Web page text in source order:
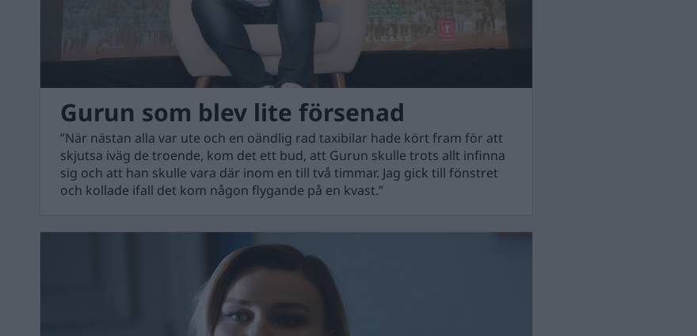
Gurun som blev lite försenad
”När nästan alla var ute och en oändlig rad taxibilar hade kört fram för att
skjutsa iväg de troende, kom det ett bud, att Gurun skulle trots allt infinna
sig och att han skulle vara där inom en till två timmar. Jag gick till fönstret
och kollade ifall det kom någon flygande på en kvast.”